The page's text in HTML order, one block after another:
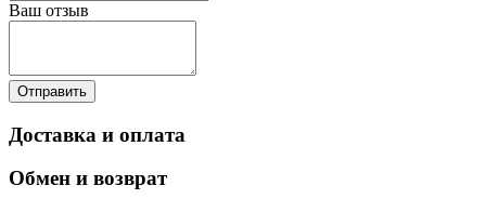
Ваш отзыв
Отправить
Доставка и оплата
Обмен и возврат